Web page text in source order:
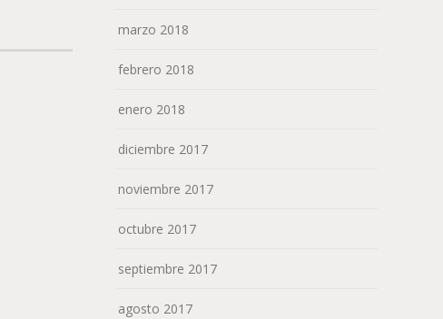
marzo 2018
febrero 2018
enero 2018
diciembre 2017
noviembre 2017
octubre 2017
septiembre 2017
agosto 2017